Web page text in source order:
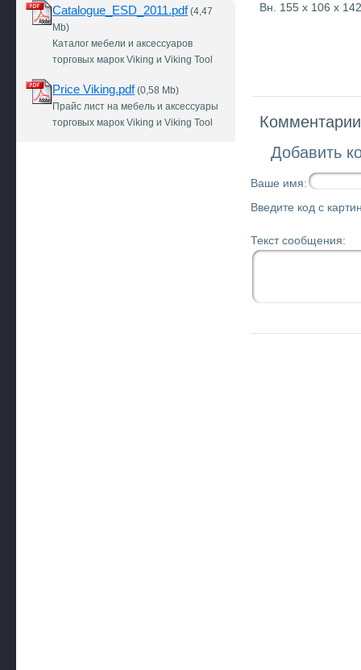
Catalogue_ESD_2011.pdf(4,47
Mb)
Каталог мебели и аксессуаров
торговых марок Viking и Viking Tool
Price Viking.pdf(0,58 Mb)
Прайс лист на мебель и аксессуары
торговых марок Viking и Viking Tool
Вн. 155 х 106 х
Добавить
Ваше имя:
Введите код с
Текст сообщения: